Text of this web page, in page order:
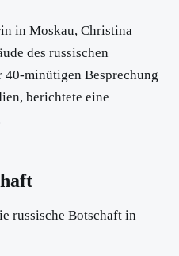
in Moskau, Christina
des russischen
minütigen Besprechung
berichtete eine
russische Botschaft in